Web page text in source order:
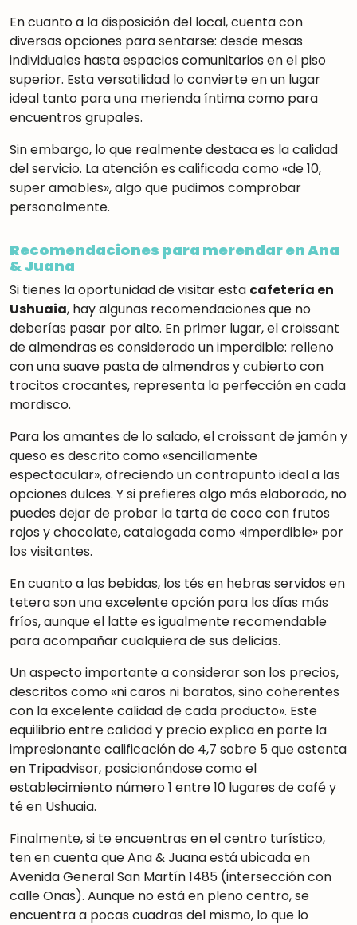
En cuanto a la disposición del local, cuenta con
diversas opciones para sentarse: desde mesas
individuales hasta espacios comunitarios en el piso
superior. Esta versatilidad lo convierte en un lugar
ideal tanto para una merienda íntima como para
encuentros grupales.
Sin embargo, lo que realmente destaca es la calidad
del servicio. La atención es calificada como «de 10,
super amables»,algo que pudimos comprobar
personalmente.
Recomendaciones para merendar en Ana
& Juana
Si tienes la oportunidad de visitar esta cafetería en
Ushuaia, hay algunas recomendaciones que no
deberías pasar por alto. En primer lugar, el croissant
de almendras es considerado un imperdible: relleno
con una suave pasta de almendras y cubierto con
trocitos crocantes, representa la perfección en cada
mordisco.
Para los amantes de lo salado, el croissant de jamón y
queso es descrito como «sencillamente
espectacular»,ofreciendo un contrapunto ideal a las
opciones dulces. Y si prefieres algo más elaborado, no
puedes dejar de probar la tarta de coco con frutos
rojos y chocolate, catalogada como «imperdible» por
los visitantes.
En cuanto a las bebidas, los tés en hebras servidos en
tetera son una excelente opción para los días más
fríos, aunque el latte es igualmente recomendable
para acompañar cualquiera de sus delicias.
Un aspecto importante a considerar son los precios,
descritos como «ni caros ni baratos, sino coherentes
con la excelente calidad de cada producto». Este
equilibrio entre calidad y precio explica en parte la
impresionante calificación de 4,7 sobre 5 que ostenta
en Tripadvisor, posicionándose como el
establecimiento número 1 entre 10 lugares de café y
té en Ushuaia.
Finalmente, si te encuentras en el centro turístico,
ten en cuenta que Ana & Juana está ubicada en
Avenida General San Martín 1485 (intersección con
calle Onas). Aunque no está en pleno centro, se
encuentra a pocas cuadras del mismo, lo que lo